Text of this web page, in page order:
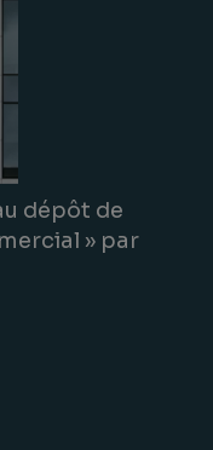
dépôt de
» par